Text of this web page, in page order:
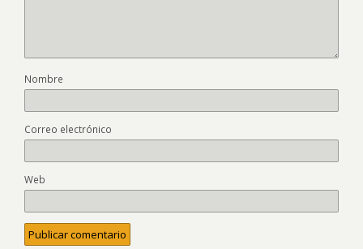
Nombre
Correo electrónico
Web